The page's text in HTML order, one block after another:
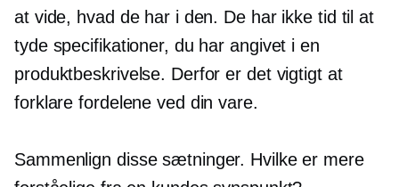
at vide, hvad de har i den. De har ikke tid til at
tyde specifikationer, du har angivet i en
produktbeskrivelse. Derfor er det vigtigt at
forklare fordelene ved din vare.
Sammenlign disse sætninger. Hvilke er mere